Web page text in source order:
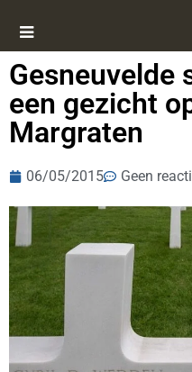
Gesneuvelde
een gezicht
Margraten
06/05/2015 Geen